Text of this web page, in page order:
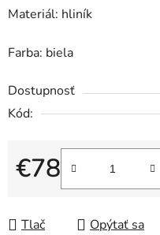
Materiál: hliník
Farba: biela
Dostupnosť
Kód:
€78
Jednotková cena:
Tlač Opýtať sa